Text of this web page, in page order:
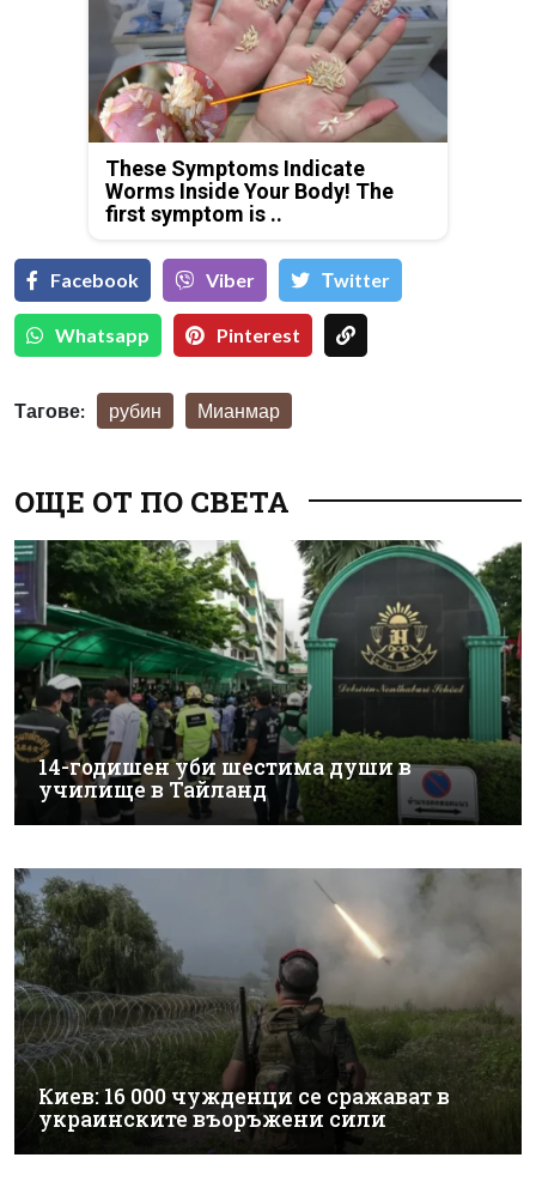
These Symptoms Indicate
Worms Inside Your Body! The
first symptom is ..
Facebook Viber Тwitter
Whatsapp Pinterest
Тагове: рубин Мианмар
ОЩЕ ОТ ПО СВЕТА
14-годишен уби шестима души в
училище в Тайланд
Киев: 16 000 чужденци се сражават в
украинските въоръжени сили